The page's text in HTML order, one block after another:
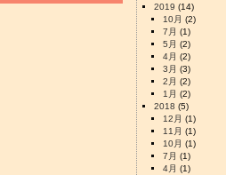
2019 (14)
10月 (2)
7月 (1)
5月 (2)
4月 (2)
3月 (3)
2月 (2)
1月 (2)
2018 (5)
12月 (1)
11月 (1)
10月 (1)
7月 (1)
4月 (1)